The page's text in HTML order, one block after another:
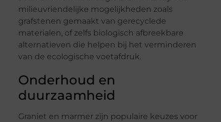
milieuvriendelijke mogelijkheden zoals
grafstenen gemaakt van gerecyclede
materialen, of zelfs biologisch afbreekbare
alternatieven die helpen bij het verminderen
van de ecologische voetafdruk.
Onderhoud en
duurzaamheid
Graniet en marmer zijn populaire keuzes voor